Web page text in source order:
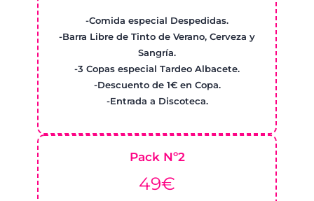
-Comida especial Despedidas.
-Barra Libre de Tinto de Verano, Cerveza y
Sangría.
-3 Copas especial Tardeo Albacete.
-Descuento de 1€ en Copa.
-Entrada a Discoteca.
Pack Nº2
49€